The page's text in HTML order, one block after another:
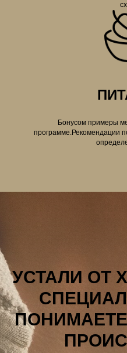
Бонусом примеры
программе.Рекомендации
УСТАЛИ ОТ